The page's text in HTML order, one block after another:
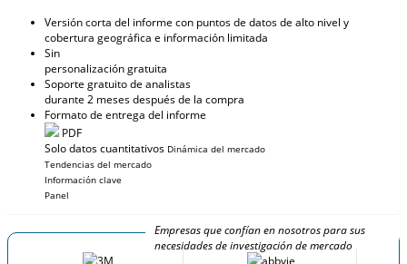
Versión corta del informe con puntos de datos de alto nivel y
cobertura geográfica e información limitada
Sin
personalización gratuita
Soporte gratuito de analistas
durante 2 meses después de la compra
Formato de entrega del informe
PDF
Solo datos cuantitativos Dinámica del mercado
Tendencias del mercado
Información clave
Panel
Empresas que confían en nosotros para sus
necesidades de investigación de mercado